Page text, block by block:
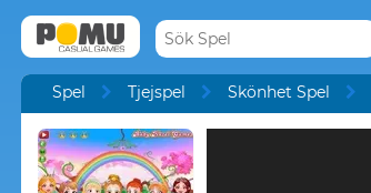
Spel Tjejspel Skönhet Spel